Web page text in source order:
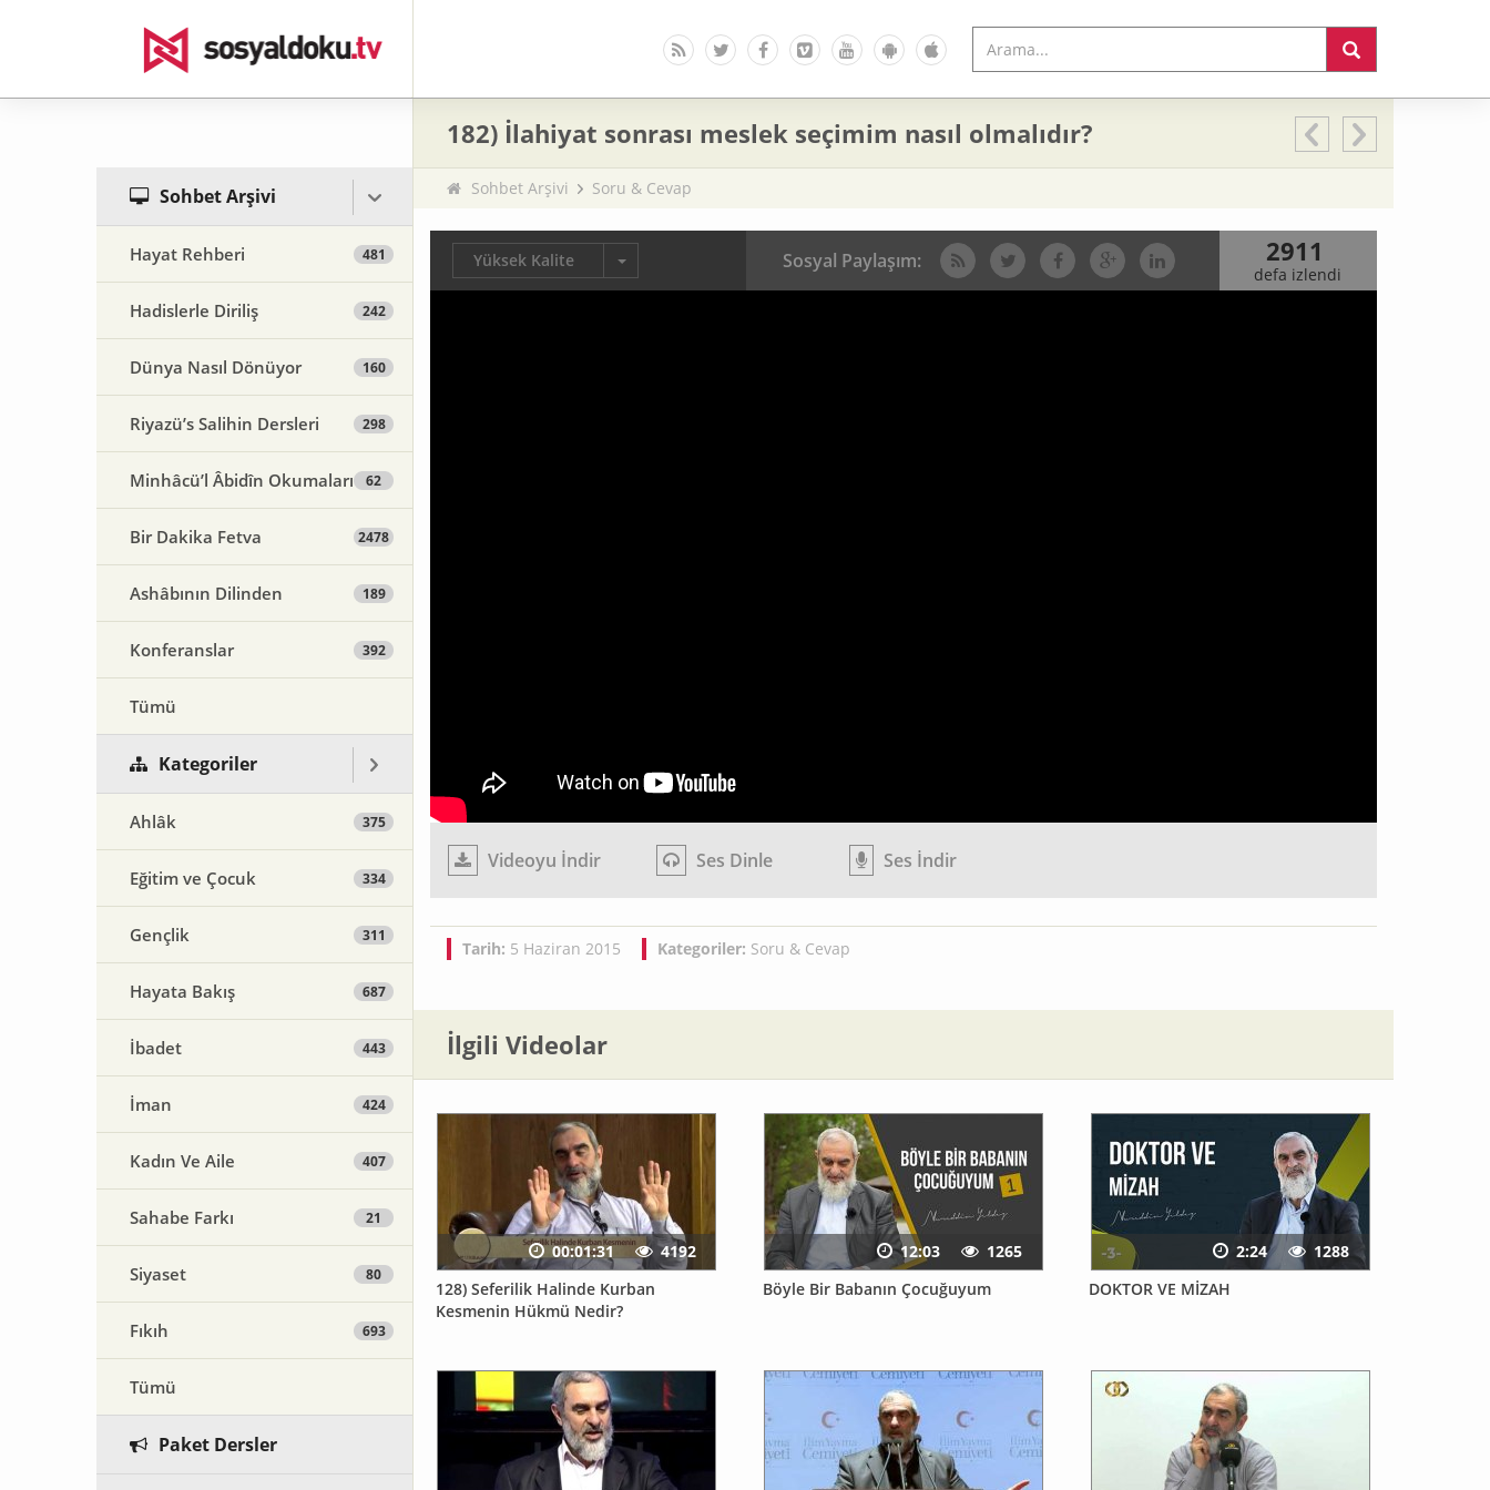
Sohbet Arşivi
Hayat Rehberi 481
Hadislerle Diriliş 242
Dünya Nasıl Dönüyor 160
Riyazü’s Salihin Dersleri 298
Minhâcü’l Âbidîn Okumaları 62
Bir Dakika Fetva 2478
Ashâbının Dilinden 189
Konferanslar 392
Tümü
Kategoriler
Ahlâk 375
Eğitim ve Çocuk 334
Gençlik 311
Hayata Bakış 687
İbadet 443
İman 424
Kadın Ve Aile 407
Sahabe Farkı 21
Siyaset 80
Fıkıh 693
Tümü
Paket Dersler
182) İlahiyat sonrası meslek seçimim nasıl olmalıdır?
Sohbet Arşivi Soru & Cevap
Yüksek Kalite Sosyal Paylaşım: 2911
defa izlendi
Videoyu İndir Ses Dinle Ses İndir
Tarih: 5 Haziran 2015 Kategoriler: Soru & Cevap
İlgili Videolar
128) Seferilik Halinde Kurban
Kesmenin Hükmü Nedir?
00:01:31
4192
Böyle Bir Babanın Çocuğuyum
12:03
1265
DOKTOR VE MİZAH
2:24 1288